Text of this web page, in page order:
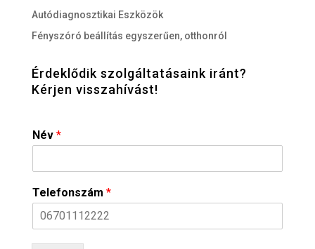
Autódiagnosztikai Eszközök
Fényszóró beállítás egyszerűen, otthonról
Érdeklődik szolgáltatásaink iránt?
Kérjen visszahívást!
Név *
Telefonszám *